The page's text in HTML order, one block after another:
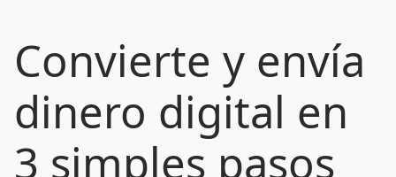
Convierte y envía
dinero digital en
3 simples pasos